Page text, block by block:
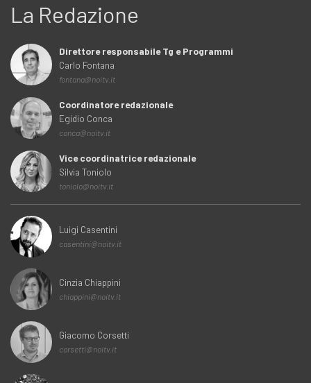
La Redazione
Direttore responsabile Tg e Programmi
Carlo Fontana
fontana@noitv.it
Coordinatore redazionale
Egidio Conca
conca@noitv.it
Vice coordinatrice redazionale
Silvia Toniolo
toniolo@noitv.it
Luigi Casentini
casentini@noitv.it
Cinzia Chiappini
chiappini@noitv.it
Giacomo Corsetti
corsetti@noitv.it